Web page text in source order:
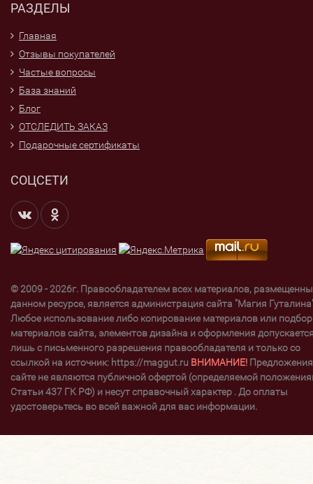
РАЗДЕЛЫ
Главная
Отзывы покупателей
Частые вопросы
База знаний
Блог
ОТСЛЕДИТЬ ЗАКАЗ
Подарочные сертификаты
СОЦСЕТИ
© 2009 - 2026г. Правообладателем всех материалов,
данном ресурсе, является администрация сайта "Магия
Любое использование либо копирование материалов или
материалов сайта, элементов дизайна и оформления
лишь с письменного разрешения правообладателя и только со
ссылкой на источник: https://maggut.ru ВНИМАНИЕ!
сайте не являются публичной офертой (определяемой
Статьи 437 ГК РФ) и несут справочный характер . До оплаты
удостоверьтесь во всей важной для вас информации.